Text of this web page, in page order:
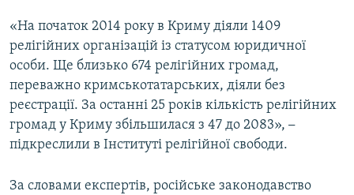
«На початок 2014 року в Криму діяли 1409
релігійних організацій із статусом юридичної
особи. Ще близько 674 релігійних громад,
переважно кримськотатарських, діяли без
реєстрації. За останні 25 років кількість релігійних
громад у Криму збільшилася з 47 до 2083», –
підкреслили в Інституті релігійної свободи.
За словами експертів, російське законодавство